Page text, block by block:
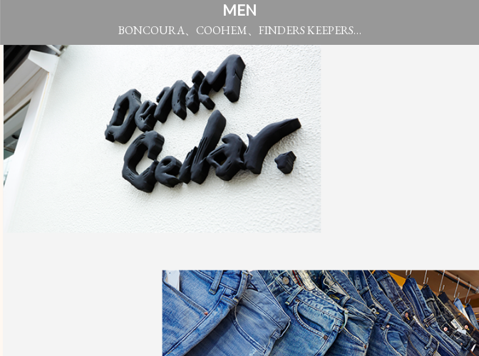
MEN
BONCOURA、COOHEM、FINDERS KEEPERS…